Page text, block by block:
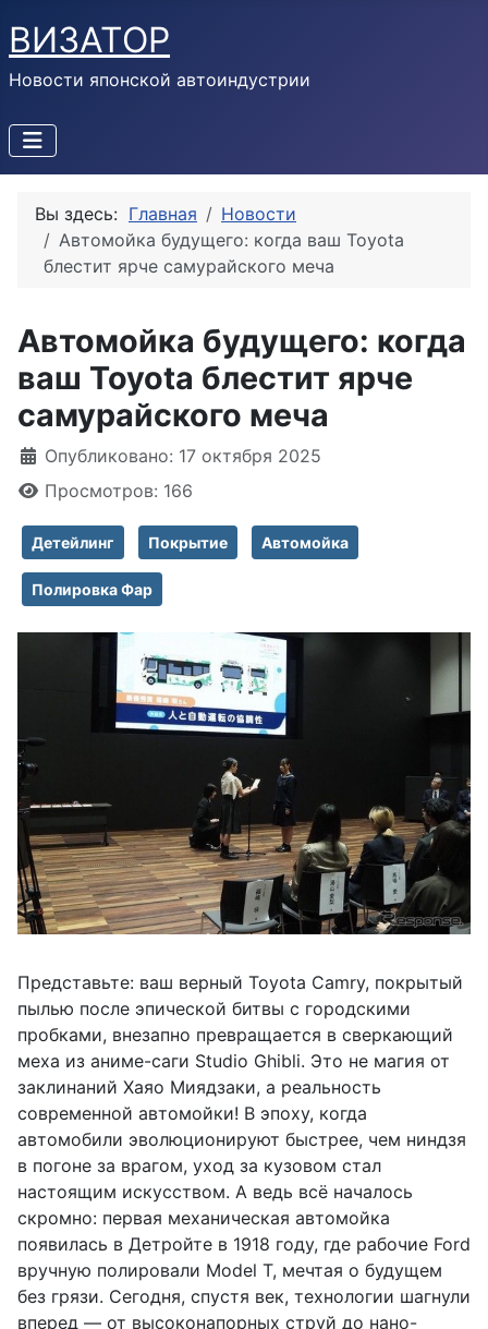
ВИЗАТОР
Новости японской автоиндустрии
Вы здесь: Главная
Новости
Автомойка будущего: когда ваш Toyota
блестит ярче самурайского меча
Автомойка будущего: когда
ваш Toyota блестит ярче
самурайского меча
Информация о материале
Опубликовано: 17 октября 2025
Просмотров: 166
Детейлинг Покрытие Автомойка
Полировка Фар
Представьте: ваш верный Toyota Camry, покрытый
пылью после эпической битвы с городскими
пробками, внезапно превращается в сверкающий
меха из аниме-саги Studio Ghibli. Это не магия от
заклинаний Хаяо Миядзаки, а реальность
современной автомойки! В эпоху, когда
автомобили эволюционируют быстрее, чем ниндзя
в погоне за врагом, уход за кузовом стал
настоящим искусством. А ведь всё началось
скромно: первая механическая автомойка
появилась в Детройте в 1918 году, где рабочие Ford
вручную полировали Model T, мечтая о будущем
без грязи. Сегодня, спустя век, технологии шагнули
вперед — от высоконапорных струй до нано-